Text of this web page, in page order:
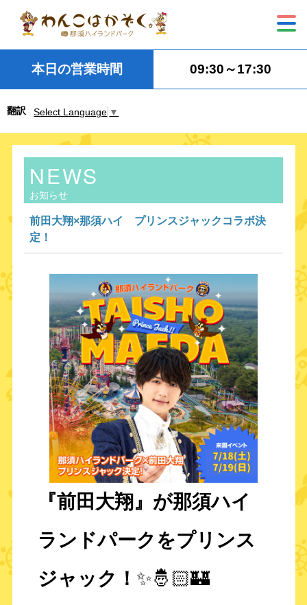
本日の営業時間 09:30～17:30
翻訳 Select Language ▼
NEWS
お知らせ
前田大翔×那須ハイ プリンスジャックコラボ決
定！
『前田大翔』が那須ハイ
ランドパークをプリンス
ジャック！ ✨🤴🏻🏰